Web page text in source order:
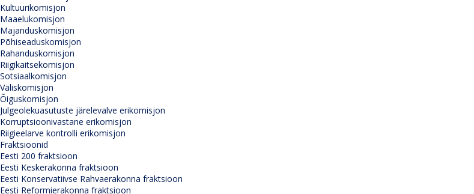
Kultuurikomisjon
Maaelukomisjon
Majanduskomisjon
Põhiseaduskomisjon
Rahanduskomisjon
Riigikaitsekomisjon
Sotsiaalkomisjon
Väliskomisjon
Õiguskomisjon
Julgeolekuasutuste järelevalve erikomisjon
Korruptsioonivastane erikomisjon
Riigieelarve kontrolli erikomisjon
Fraktsioonid
Eesti 200 fraktsioon
Eesti Keskerakonna fraktsioon
Eesti Konservatiivse Rahvaerakonna fraktsioon
Eesti Reformierakonna fraktsioon